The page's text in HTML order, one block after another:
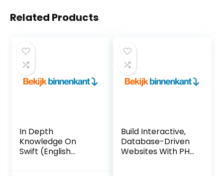
Related Products
In Depth
Knowledge On
Swift (English
Build Interactive,
Database-Driven
Websites With PHP